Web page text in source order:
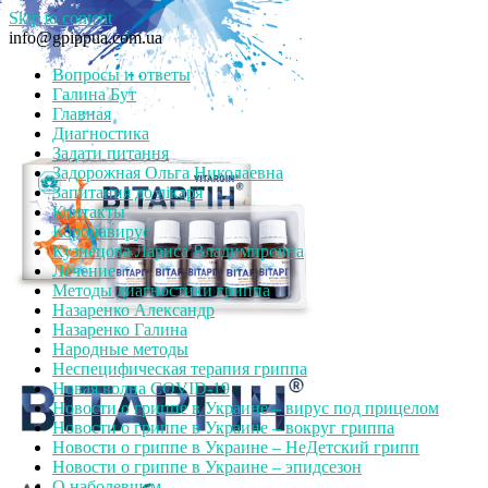
Skip to content
info@gpippua.com.ua
Вопросы и ответы
Галина Бут
Главная
Диагностика
Задати питання
Задорожная Ольга Николаевна
Запитання до лікаря
Контакты
Коронавирус
Кузнецова Лариса Владимировна
Лечение
Методы диагностики гриппа
Назаренко Александр
Назаренко Галина
Народные методы
Неспецифическая терапия гриппа
Новая волна COVID-19
Новости о гриппе в Украине – вирус под прицелом
Новости о гриппе в Украине – вокруг гриппа
Новости о гриппе в Украине – НеДетский грипп
Новости о гриппе в Украине – эпидсезон